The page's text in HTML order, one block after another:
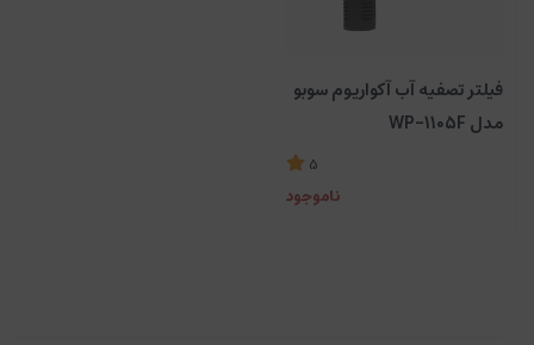
فیلتر تصفیه آب آکواریوم سوبو
مدل WP-1105F
5
ناموجود